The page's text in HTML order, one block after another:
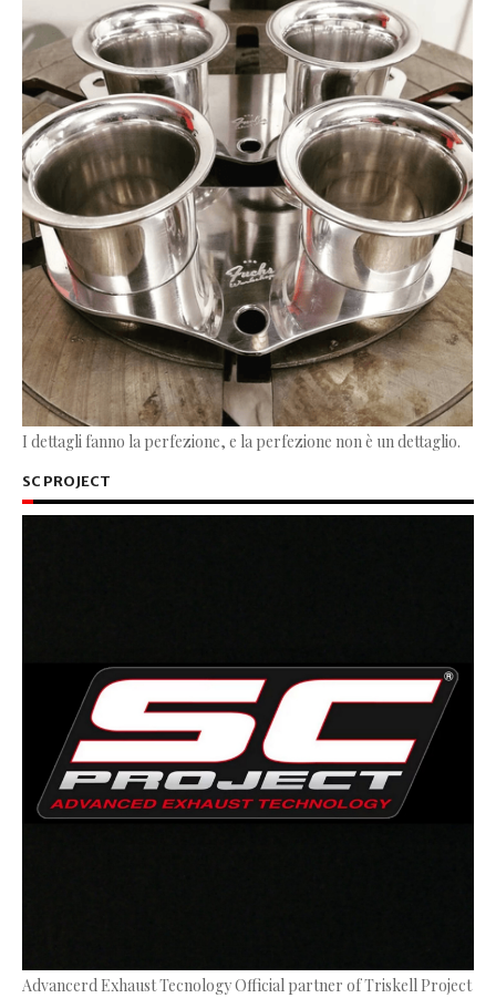
I dettagli fanno la perfezione, e la perfezione non è un dettaglio.
SC PROJECT
Advancerd Exhaust Tecnology Official partner of Triskell Project